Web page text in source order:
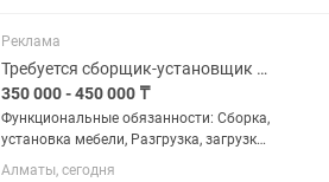
всему городу). • Цех находится в...
Реклама
Требуется сборщик-установщик мебели!
350 000 - 450 000 ₸
Функциональные обязанности: Сборка,
установка мебели, Разгрузка, загрузка
материалы, Упаковка, отправка
Алматы, сегодня